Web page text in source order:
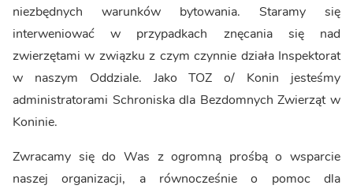
niezbędnych warunków bytowania. Staramy się
interweniować w przypadkach znęcania się nad
zwierzętami w związku z czym czynnie działa Inspektorat
w naszym Oddziale. Jako TOZ o/ Konin jesteśmy
administratorami Schroniska dla Bezdomnych Zwierząt w
Koninie.
Zwracamy się do Was z ogromną prośbą o wsparcie
naszej organizacji, a równocześnie o pomoc dla